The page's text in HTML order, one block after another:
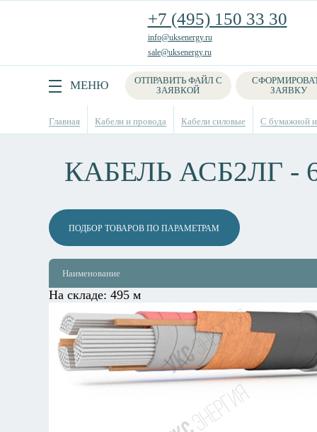
+7 (495) 150 33 30
info@uksenergy.ru
sale@uksenergy.ru
МЕНЮ
ОТПРАВИТЬ ФАЙЛ С
ЗАЯВКОЙ
ЗАЯВКУ
Поиск
Главная Кабели и провода Кабели силовые С бумажной
КАБЕЛЬ АСБ2ЛГ -
ПОДБОР ТОВАРОВ ПО ПАРАМЕТРАМ
Наименование
На складе: 495 м